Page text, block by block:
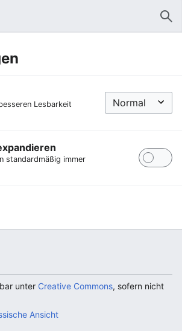
Lesbarkeit
standardmäßig immer
unter Creative Commons, sofern nicht
Ansicht